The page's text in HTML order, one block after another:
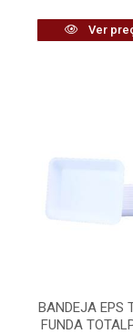
Ver
BANDEJA EPS
FUNDA